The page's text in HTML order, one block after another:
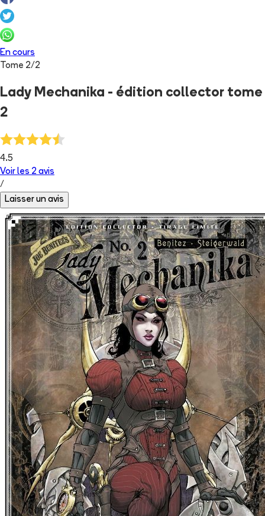
En cours
Tome 2/2
Lady Mechanika - édition collector tome
2
4.5
Voir les 2 avis
/
Laisser un avis